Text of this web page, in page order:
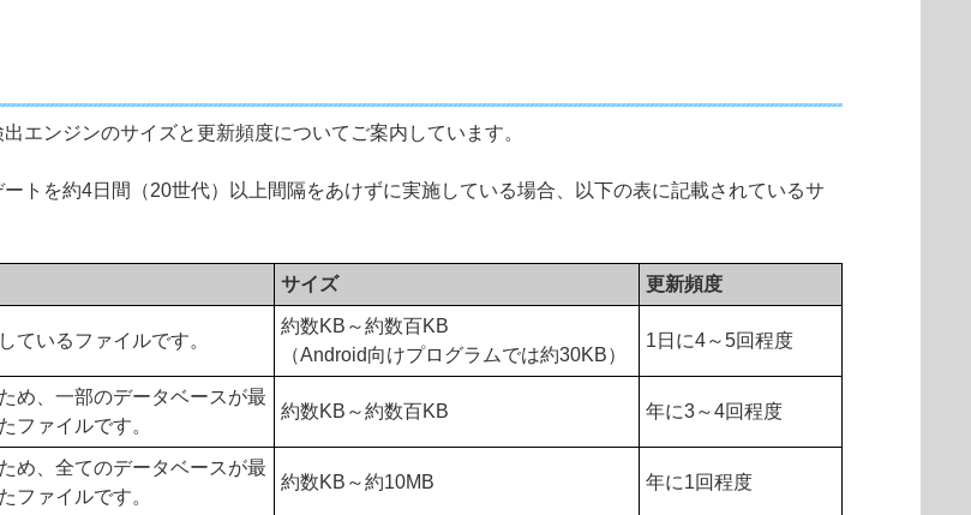
エンジンのサイズと更新頻度についてご案内しています。
トを約4日間（20世代）以上間隔をあけずに実施している場合、以下の表に記載されているサ
サイズ 更新頻度
ているファイルです。
約数KB～約数百KB
（Android向けプログラムでは約30KB）
1日に4～5回程度
め、一部のデータベースが最
ファイルです。
約数KB～約数百KB 年に3～4回程度
め、全てのデータベースが最
ファイルです。
約数KB～約10MB 年に1回程度